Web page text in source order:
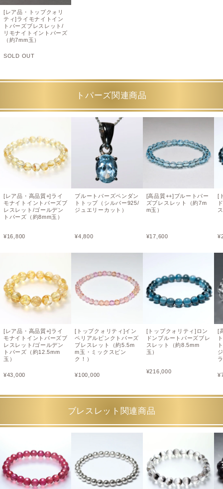
[レア品・トップクォリ
ティ]ライモナイトイン
トパーズブレスレット/
リモナイトイントパーズ
（約7mm玉）
SOLD OUT
トパーズ関連商品
[レア品・高品質+]ライ
モナイトイントパーズブ
レスレット/ゴールデン
トパーズ（約8mm玉）
¥16,800
[レア品・高品質+]ライ
モナイトイントパーズブ
レスレット/ゴールデン
トパーズ（約12.5mm
玉）
¥43,000
ブルートパーズペンダン
トトップ（シルバー925/
ジュエリーカット）
¥4,800
[トップクォリティ]イン
ペリアルピンクトパーズ
ブレスレット（約5.5m
m玉・ミックスピン
ク！）
¥100,000
[高品質++]ブルートパー
ズブレスレット（約7m
m玉）
¥17,600
[トップクォリティ]ロン
ドンブルートパーズブレ
スレット（約8.5mm
玉）
¥216,000
[
¥
[
¥
ブレスレット関連商品